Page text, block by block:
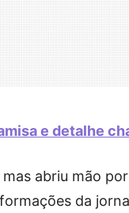
e detalhe
abriu mão
da